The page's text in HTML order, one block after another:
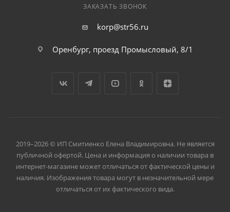
ЗАКАЗАТЬ ЗВОНОК
korp@str56.ru
Оренбург, проезд Промысловый, 8/1
2019–2026 © ИП Смитиенко Елена Владимировна. Не является
публичной офертой. Цена и информация о наличии товара в
интернет-магазине может отличаться от фактической цены и
наличия. Изображения товара могут в незначительной мере
отличаться от их фактического вида.